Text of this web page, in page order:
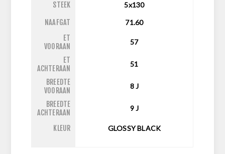
STEEK 5x130
NAAFGAT
71.60
ET
VOORAAN
57
ET
ACHTERAAN
51
BREEDTE
VOORAAN
8J
BREEDTE
ACHTERAAN
9J
KLEUR GLOSSY BLACK